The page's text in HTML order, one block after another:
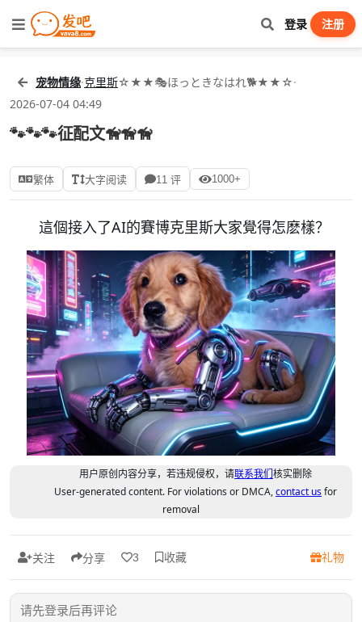
登录 注册
宠物情缘·克里斯☆★★🎭ほっときなはれ🐕★★☆·
2026-07-04 04:49
🐾🐾🐾征配文🦮🦮🦮
繁体 大字阅读 11 评 1000+
這個接入了AI的賽博克里斯大家覺得怎麽樣？
用户原创内容分享，若违规侵权，请联系我们核实删除
User-generated content. For violations or DMCA,contact usfor
removal
关注 分享 3 收藏 礼物